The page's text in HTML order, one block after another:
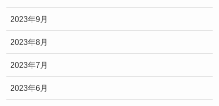
2023年9月
2023年8月
2023年7月
2023年6月